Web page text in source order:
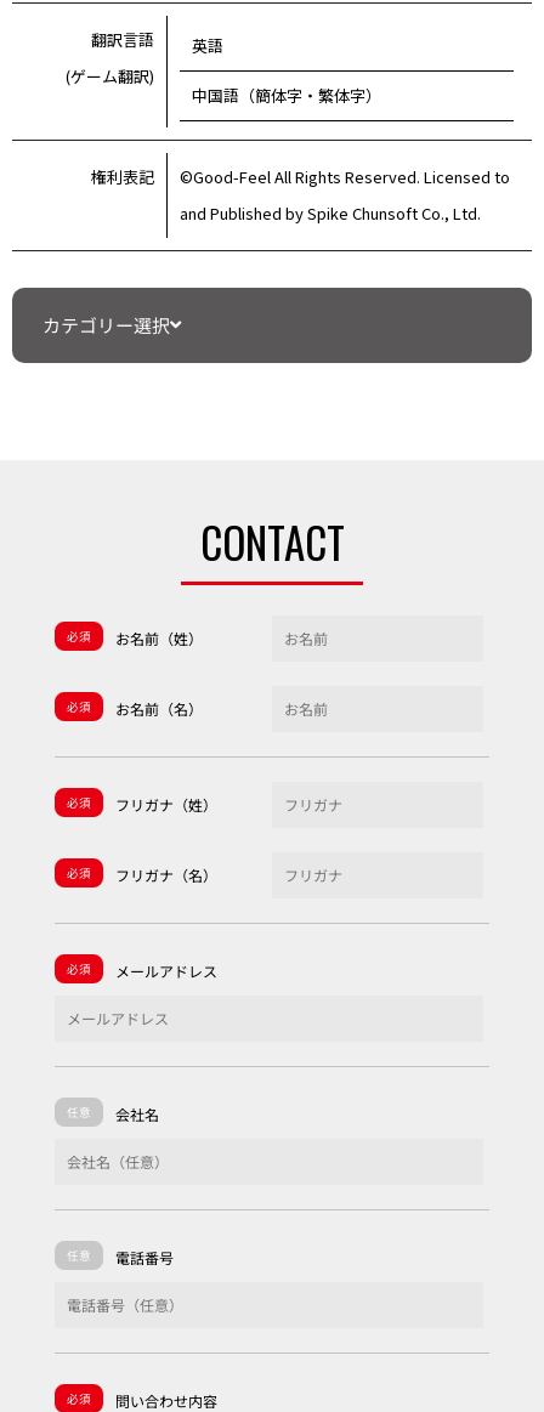
カテゴリー選択
翻訳言語
(ゲーム翻訳)
英語
中国語（簡体字・繁体字）
権利表記
©Good-Feel All Rights Reserved. Licensed to
and Published by Spike Chunsoft Co., Ltd.
CONTACT
必須 お名前（姓）
必須 お名前（名）
必須 フリガナ（姓）
必須 フリガナ（名）
必須 メールアドレス
任意 会社名
任意 電話番号
必須 問い合わせ内容